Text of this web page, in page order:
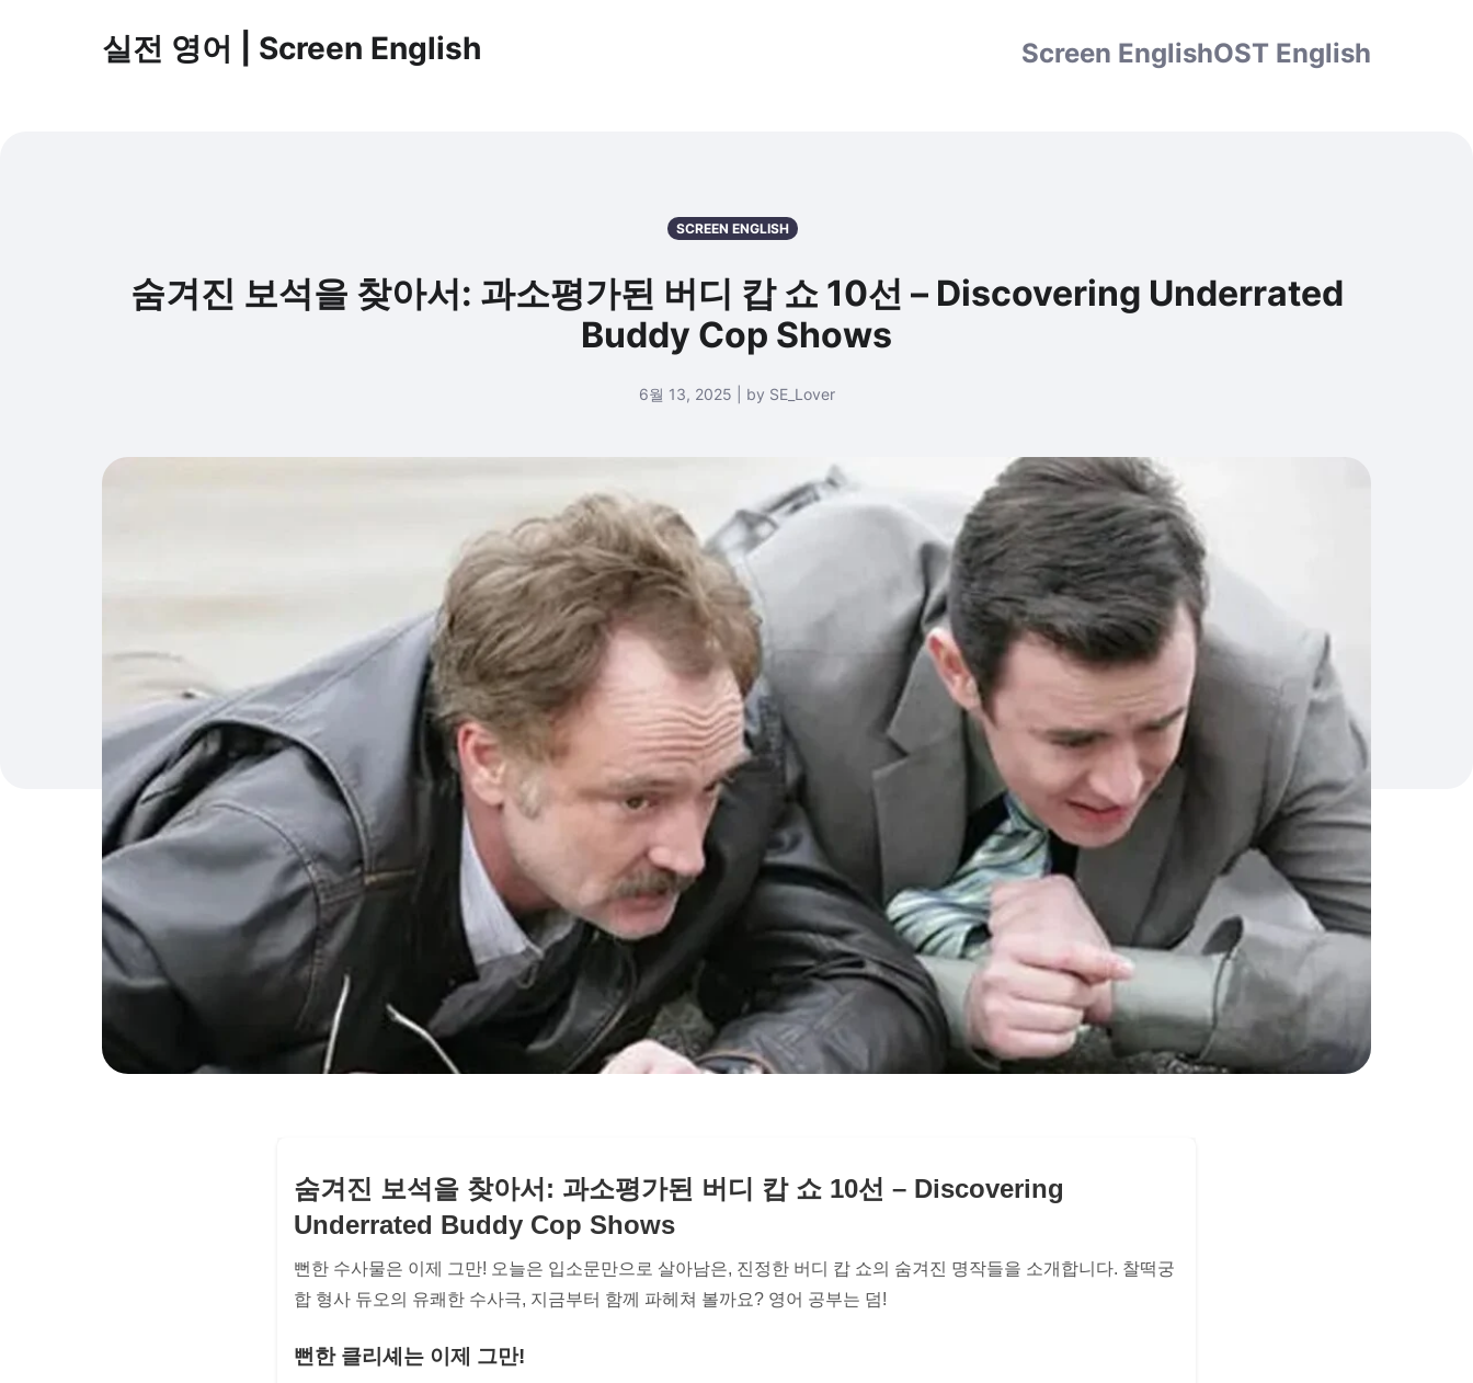
실전 영어 | Screen English Screen EnglishOST English
SCREEN ENGLISH
숨겨진 보석을 찾아서: 과소평가된 버디 캅 쇼 10선 – Discovering Underrated
Buddy Cop Shows
6월 13, 2025 | by SE_Lover
숨겨진 보석을 찾아서: 과소평가된 버디 캅 쇼 10선 – Discovering
Underrated Buddy Cop Shows
뻔한 수사물은 이제 그만! 오늘은 입소문만으로 살아남은, 진정한 버디 캅 쇼의 숨겨진 명작들을 소개합니다. 찰떡궁
합 형사 듀오의 유쾌한 수사극, 지금부터 함께 파헤쳐 볼까요? 영어 공부는 덤!
뻔한 클리셰는 이제 그만!